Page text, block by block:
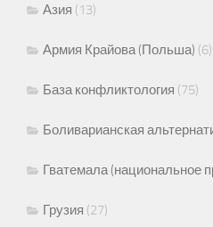
Азия (13)
Армия Крайова (Польша) (6)
База конфликтология (75)
Боливарианская
Гватемала (национальное
Грузия (27)